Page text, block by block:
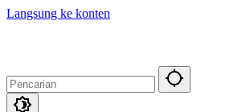
Langsung ke konten